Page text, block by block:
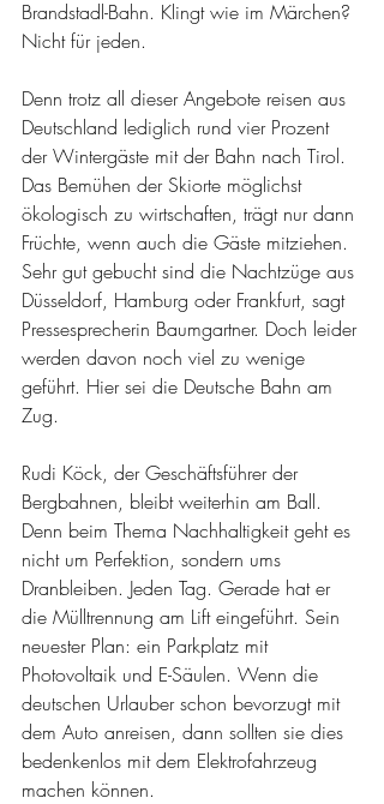
Brandstadl-Bahn. Klingt wie im Märchen?
Nicht für jeden.
Denn trotz all dieser Angebote reisen aus
Deutschland lediglich rund vier Prozent
der Wintergäste mit der Bahn nach Tirol.
Das Bemühen der Skiorte möglichst
ökologisch zu wirtschaften, trägt nur dann
Früchte, wenn auch die Gäste mitziehen.
Sehr gut gebucht sind die Nachtzüge aus
Düsseldorf, Hamburg oder Frankfurt, sagt
Pressesprecherin Baumgartner. Doch leider
werden davon noch viel zu wenige
geführt. Hier sei die Deutsche Bahn am
Zug.
Rudi Köck, der Geschäftsführer der
Bergbahnen, bleibt weiterhin am Ball.
Denn beim Thema Nachhaltigkeit geht es
nicht um Perfektion, sondern ums
Dranbleiben. Jeden Tag. Gerade hat er
die Mülltrennung am Lift eingeführt. Sein
neuester Plan: ein Parkplatz mit
Photovoltaik und E-Säulen. Wenn die
deutschen Urlauber schon bevorzugt mit
dem Auto anreisen, dann sollten sie dies
bedenkenlos mit dem Elektrofahrzeug
machen können.